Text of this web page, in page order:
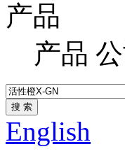
产品
产品
搜 索
English